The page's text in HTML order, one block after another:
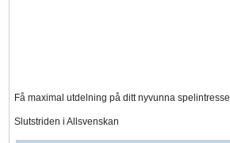
Få maximal utdelning på ditt nyvunna spelintresse
Slutstriden i Allsvenskan